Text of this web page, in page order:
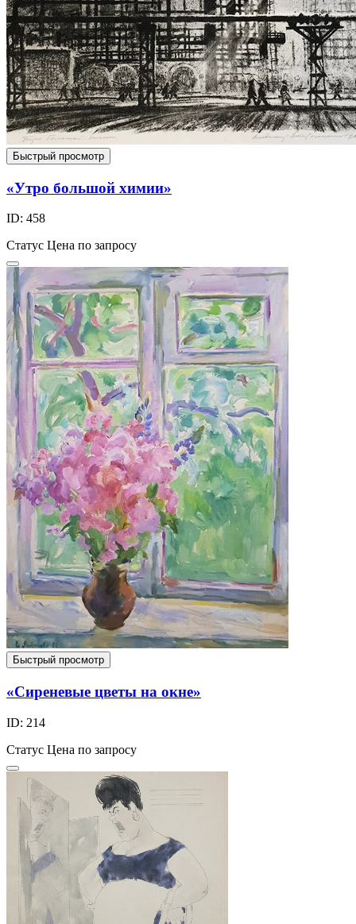
Быстрый просмотр
«Утро большой химии»
ID: 458
Статус Цена по запросу
Быстрый просмотр
«Сиреневые цветы на окне»
ID: 214
Статус Цена по запросу